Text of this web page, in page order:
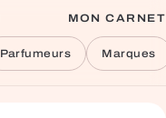
MON CARNET
Parfumeurs Marques